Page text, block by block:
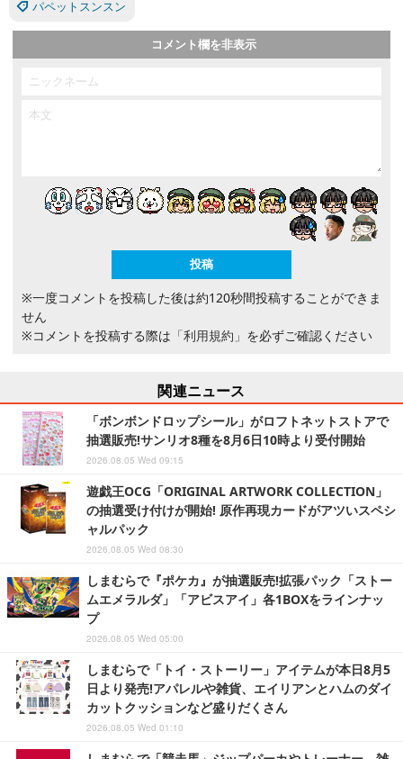
パペットスンスン
コメント欄を非表示
※一度コメントを投稿した後は約120秒間投稿することができま
せん
※コメントを投稿する際は 「利用規約」 を必ずご確認ください
関連ニュース
「ボンボンドロップシール」がロフトネットストアで
抽選販売!サンリオ8種を8月6日10時より受付開始
2026.08.05 Wed 09:15
遊戯王OCG「ORIGINAL ARTWORK COLLECTION」
の抽選受け付けが開始! 原作再現カードがアツいスペシ
ャルパック
2026.08.05 Wed 08:30
しまむらで『ポケカ』が抽選販売!拡張パック「ストー
ムエメラルダ」「アビスアイ」各1BOXをラインナッ
プ
2026.08.05 Wed 05:00
しまむらで「トイ・ストーリー」アイテムが本日8月5
日より発売!アパレルや雑貨、エイリアンとハムのダイ
カットクッションなど盛りだくさん
2026.08.05 Wed 01:10